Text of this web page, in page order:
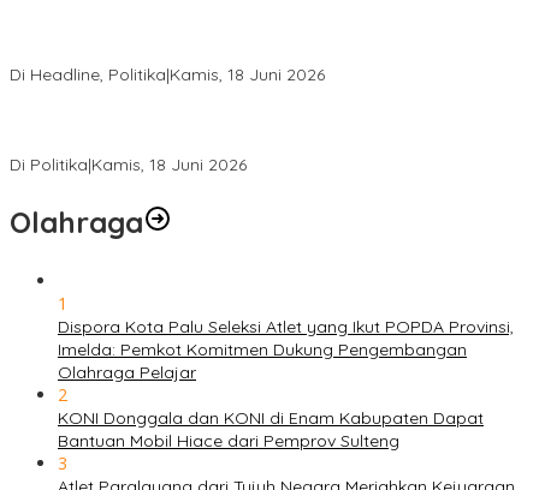
Di Headline, Politika|Kamis, 18 Juni 2026
Di Politika|Kamis, 18 Juni 2026
Olahraga
1
Dispora Kota Palu Seleksi Atlet yang Ikut POPDA Provinsi,
Imelda: Pemkot Komitmen Dukung Pengembangan
Olahraga Pelajar
2
KONI Donggala dan KONI di Enam Kabupaten Dapat
Bantuan Mobil Hiace dari Pemprov Sulteng
3